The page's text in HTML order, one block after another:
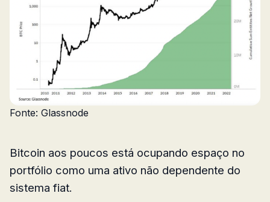
Fonte: Glassnode
Bitcoin aos poucos está ocupando espaço no
portfólio como uma ativo não dependente do
sistema fiat.